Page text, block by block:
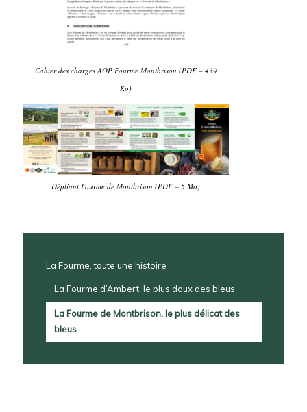
Cahier des charges AOP Fourme Montbrison (PDF – 439
Ko)
Dépliant Fourme de Montbrison (PDF – 5 Mo)
La Fourme, toute une histoire
La Fourme d’Ambert, le plus doux des bleus
La Fourme de Montbrison, le plus délicat des
bleus